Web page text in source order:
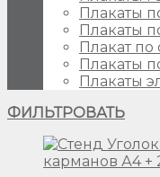
Плакаты
Плакаты
Плакат по
Плакаты
Плакаты
ФИЛЬТРОВАТЬ